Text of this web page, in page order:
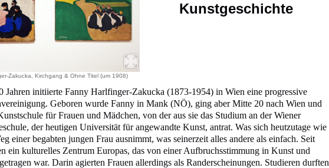
Zakucka, Kirchgang & Ohne Titel (um 1908)
Kunstgeschichte
Jahren initiierte Fanny Harlfinger-Zakucka (1873-1954) in Wien eine progressive
Geboren wurde Fanny in Mank (NÖ), ging aber Mitte 20 nach Wien und
für Frauen und Mädchen, von der aus sie das Studium an der Wiener
der heutigen Universität für angewandte Kunst, antrat. Was sich heutzutage wie
einer begabten jungen Frau ausnimmt, was seinerzeit alles andere als einfach. Seit
ein kulturelles Zentrum Europas, das von einer Aufbruchsstimmung in Kunst und
war. Darin agierten Frauen allerdings als Randerscheinungen. Studieren durften